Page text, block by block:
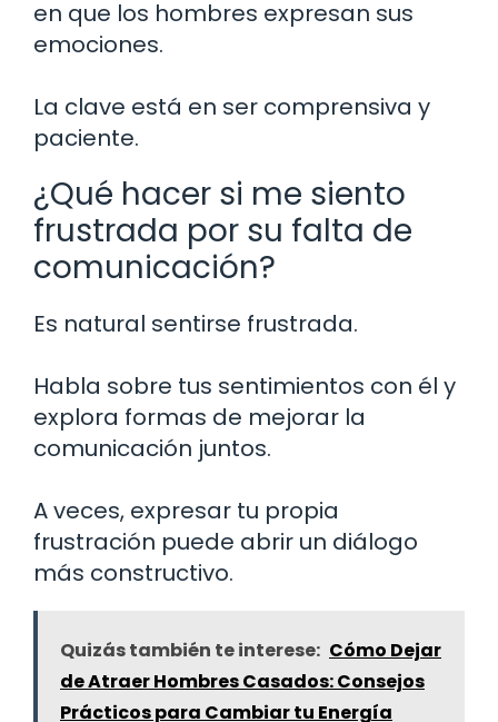
en que los hombres expresan sus
emociones.
La clave está en ser comprensiva y
paciente.
¿Qué hacer si me siento
frustrada por su falta de
comunicación?
Es natural sentirse frustrada.
Habla sobre tus sentimientos con él y
explora formas de mejorar la
comunicación juntos.
A veces, expresar tu propia
frustración puede abrir un diálogo
más constructivo.
Quizás también te interese: Cómo Dejar
de Atraer Hombres Casados: Consejos
Prácticos para Cambiar tu Energía